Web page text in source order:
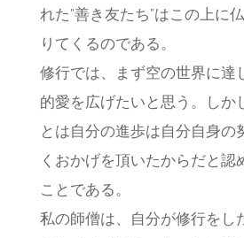
れた”善き友たち”はこの上に
りてくるのである。
修行では、まず空の世界に達
的愛を広げたいと思う。しか
とは自分の進歩は自分自身の
くおかげを頂いたからだと認
ことである。
私の師僧は、自分が修行をし